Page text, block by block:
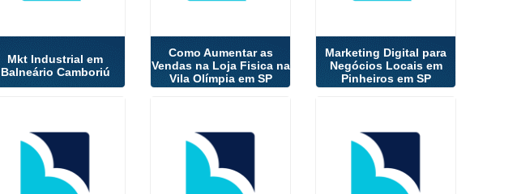
Mkt Industrial em
Balneário Camboriú
Como Aumentar as
Vendas na Loja Fisica na
Vila Olímpia em SP
Marketing Digital para
Negócios Locais em
Pinheiros em SP